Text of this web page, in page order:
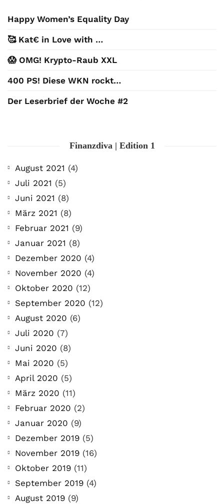
Happy Women’s Equality Day
🥰 Kat€ in Love with …
😱 OMG! Krypto-Raub XXL
400 PS! Diese WKN rockt…
Der Leserbrief der Woche #2
Finanzdiva | Edition 1
August 2021 (4)
Juli 2021 (5)
Juni 2021 (8)
März 2021 (8)
Februar 2021 (9)
Januar 2021 (8)
Dezember 2020 (4)
November 2020 (4)
Oktober 2020 (12)
September 2020 (12)
August 2020 (6)
Juli 2020 (7)
Juni 2020 (8)
Mai 2020 (5)
April 2020 (5)
März 2020 (11)
Februar 2020 (2)
Januar 2020 (9)
Dezember 2019 (5)
November 2019 (16)
Oktober 2019 (11)
September 2019 (4)
August 2019 (9)